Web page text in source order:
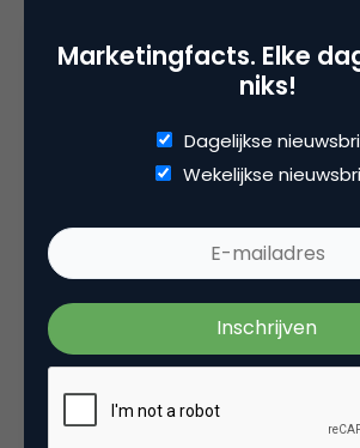
De drie bovengenoemde punten
meteen feilloos blootlegt wat het
probleem is waar veel bedrijven op
mee kampen. Om niet meteen te
begrippen als ‘big data’, is het
groter en groter wordt en er nog
gekwalificeerd personeel lijkt te zijn
te analyseren en er daadwerkelijk
uit te halen.
Marketingfacts. Elke
niks!
Dagelijkse
Wekelijkse